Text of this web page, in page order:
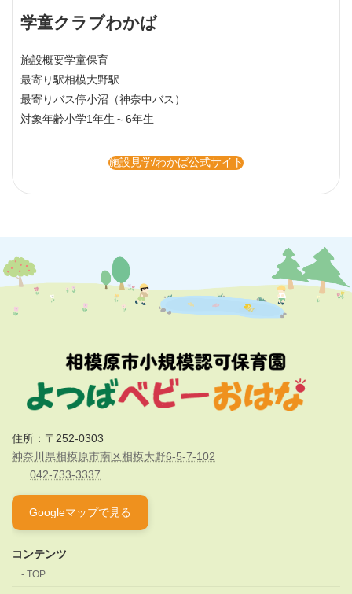
学童クラブわかば
施設概要学童保育
最寄り駅相模大野駅
最寄りバス停小沼（神奈中バス）
対象年齢小学1年生～6年生
施設見学/わかば公式サイト
住所：〒252-0303
神奈川県相模原市南区相模大野6-5-7-102
042-733-3337
Googleマップで見る
コンテンツ
TOP